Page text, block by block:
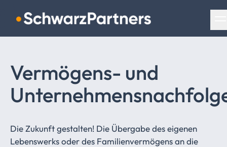
Navigation überspringen
Vermögens- und
Die Zukunft gestalten! Die Übergabe des eigenen
Lebenswerks oder des Familienvermögens an die